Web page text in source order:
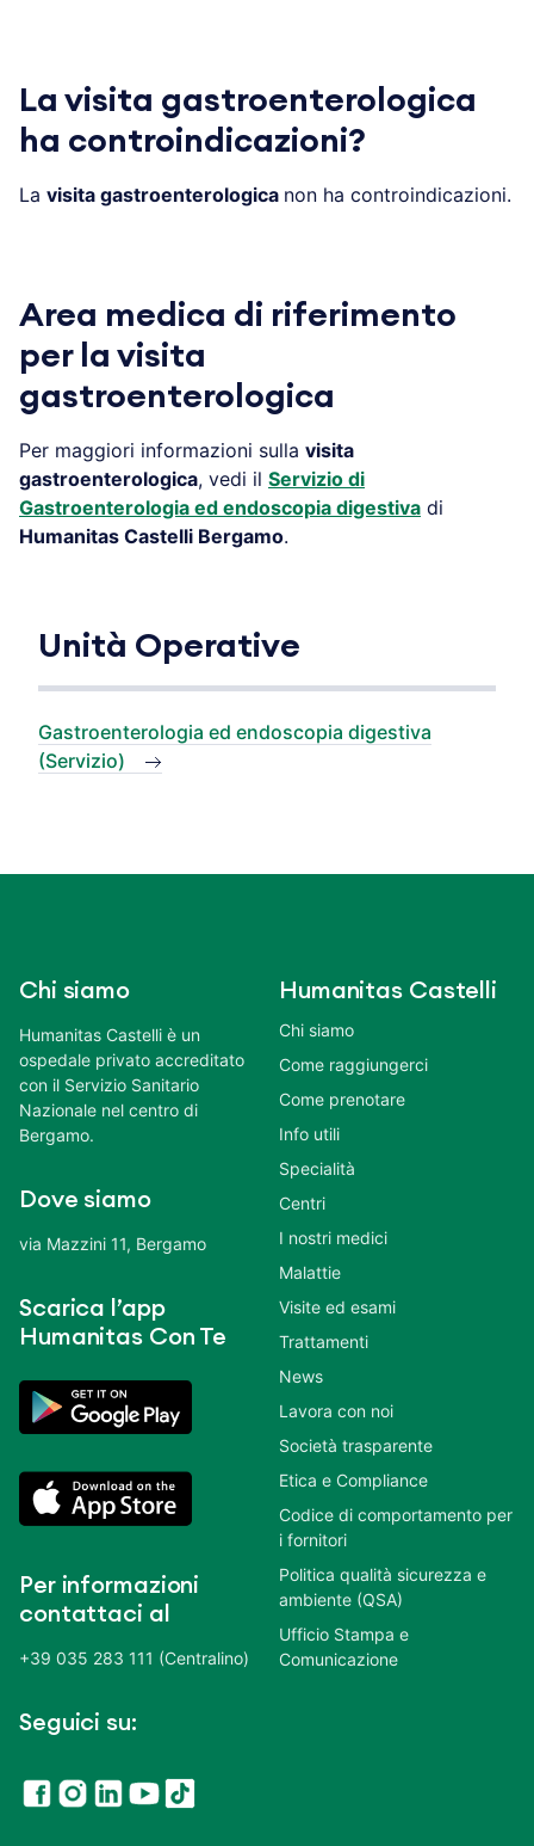
La visita gastroenterologica
ha controindicazioni?
La visita gastroenterologica non ha controindicazioni.
Area medica di riferimento
per la visita
gastroenterologica
Per maggiori informazioni sulla visita
gastroenterologica, vedi il Servizio di
Gastroenterologia ed endoscopia digestiva di
Humanitas Castelli Bergamo.
Unità Operative
Gastroenterologia ed endoscopia digestiva
(Servizio)
Chi siamo
Humanitas Castelli è un
ospedale privato accreditato
con il Servizio Sanitario
Nazionale nel centro di
Bergamo.
Dove siamo
via Mazzini 11, Bergamo
Scarica l’app
Humanitas Con Te
Per informazioni
contattaci al
+39 035 283 111 (Centralino)
Seguici su:
Humanitas Castelli
Chi siamo
Come raggiungerci
Come prenotare
Info utili
Specialità
Centri
I nostri medici
Malattie
Visite ed esami
Trattamenti
News
Lavora con noi
Società trasparente
Etica e Compliance
Codice di comportamento per
i fornitori
Politica qualità sicurezza e
ambiente (QSA)
Ufficio Stampa e
Comunicazione